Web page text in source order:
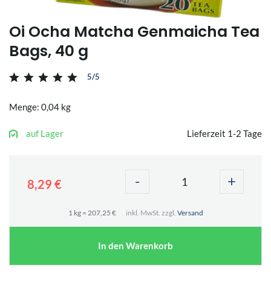
Oi Ocha Matcha Genmaicha Tea
Bags, 40 g
5/5
Menge: 0,04 kg
auf Lager Lieferzeit 1-2 Tage
8,29 € - +
1 kg = 207,25 € inkl. MwSt. zzgl. Versand
In den Warenkorb